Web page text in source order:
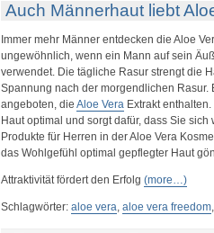
Auch Männerhaut liebt
Immer mehr Männer entdecken die Aloe
ungewöhnlich, wenn ein Mann auf sein
verwendet. Die tägliche Rasur strengt die
Spannung nach der morgendlichen Rasur.
angeboten, die Aloe VeraExtrakt enthalten.
Haut optimal und sorgt dafür, dass Sie
Produkte für Herren in der Aloe Vera
das Wohlgefühl optimal gepflegter Haut
Attraktivität fördert den Erfolg (more…)
Schlagwörter: aloe vera, aloe vera freedom,